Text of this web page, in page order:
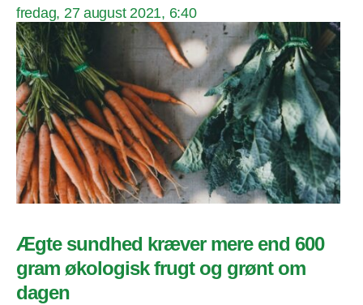
fredag, 27 august 2021, 6:40
Ægte sundhed kræver mere end 600
gram økologisk frugt og grønt om
dagen